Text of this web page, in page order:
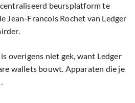
beursplatform te
Jean-Francois Rochet van Ledger
overigens niet gek, want Ledger
wallets bouwt. Apparaten die je